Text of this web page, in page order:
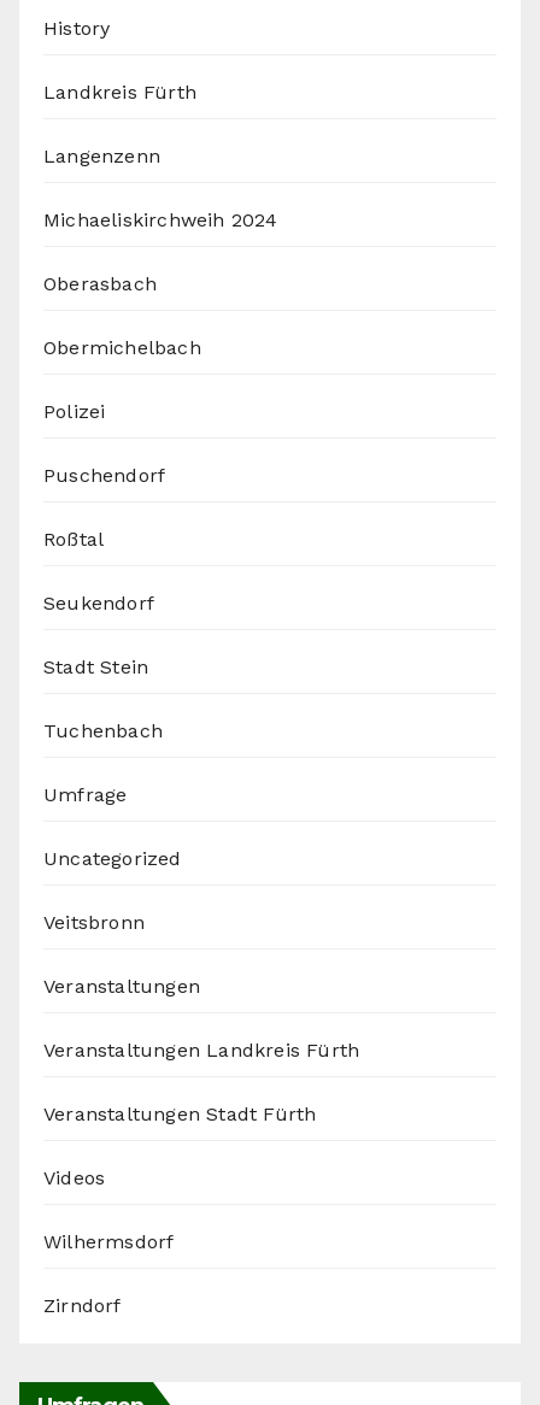
History
Landkreis Fürth
Langenzenn
Michaeliskirchweih 2024
Oberasbach
Obermichelbach
Polizei
Puschendorf
Roßtal
Seukendorf
Stadt Stein
Tuchenbach
Umfrage
Uncategorized
Veitsbronn
Veranstaltungen
Veranstaltungen Landkreis Fürth
Veranstaltungen Stadt Fürth
Videos
Wilhermsdorf
Zirndorf